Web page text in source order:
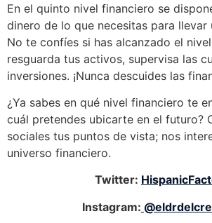
En el quinto nivel financiero se
dinero de lo que necesitas para llevar
No te confíes si has alcanzado el
resguarda tus activos, supervisa las
inversiones. ¡Nunca descuides las
¿Ya sabes en qué nivel financiero te
cuál pretendes ubicarte en el futuro?
sociales tus puntos de vista; nos
universo financiero.
Twitter:
Instagram: